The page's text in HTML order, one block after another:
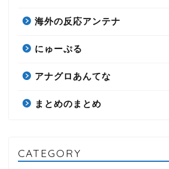
海外の反応アンテナ
にゅーぷる
アナグロあんてな
まとめのまとめ
CATEGORY